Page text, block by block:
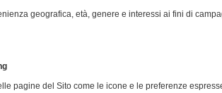
geografica, età, genere e interessi ai fini di
pagine del Sito come le icone e le preferenze